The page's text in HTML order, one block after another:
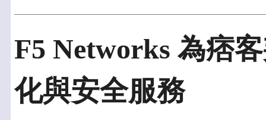
F5 Networks 為痞
化與安全服務